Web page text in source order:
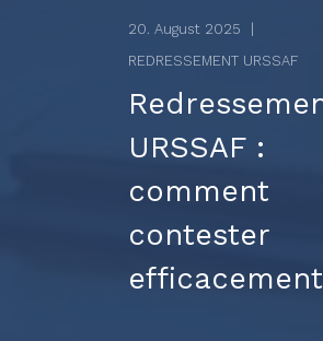
URSSAF :
comment
contester
20. August 2025
REDRESSEMENT URSSAF